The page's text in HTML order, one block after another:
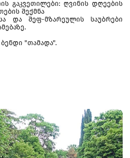
გაკვეთილები: ღვინის დღეების
შექმნა
და შეფ-მზარეულის საუბრები
ბენდი "თამადა".